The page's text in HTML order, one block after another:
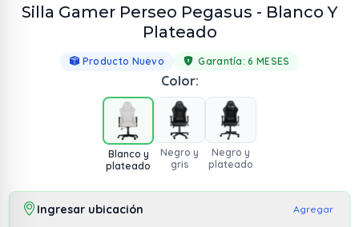
Silla Gamer Perseo Pegasus - Blanco Y
Plateado
Producto Nuevo Garantía:6 MESES
Color:
Blanco y
plateado
Negro y
gris
Negro y
plateado
Ingresar ubicación Agregar